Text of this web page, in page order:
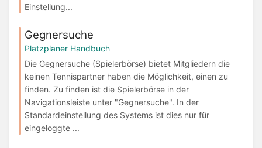
Einstellung...
Gegnersuche
Platzplaner Handbuch
Die Gegnersuche (Spielerbörse) bietet Mitgliedern die
keinen Tennispartner haben die Möglichkeit, einen zu
finden. Zu finden ist die Spielerbörse in der
Navigationsleiste unter "Gegnersuche". In der
Standardeinstellung des Systems ist dies nur für
eingeloggte ...